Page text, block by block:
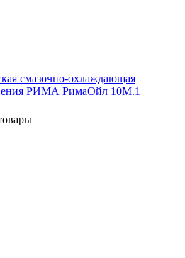
смазочно-охлаждающая
РИМА РимаОйл 10М.1